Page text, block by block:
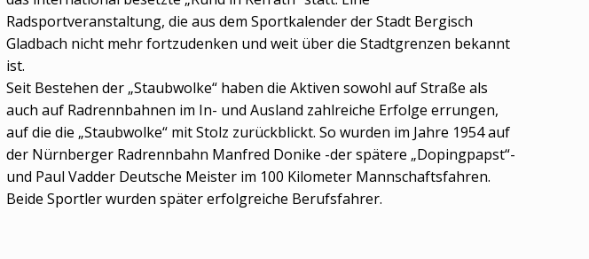
Radsportveranstaltung, die aus dem Sportkalender der Stadt Bergisch
Gladbach nicht mehr fortzudenken und weit über die Stadtgrenzen bekannt
ist.
Seit Bestehen der „Staubwolke“ haben die Aktiven sowohl auf Straße als
auch auf Radrennbahnen im In- und Ausland zahlreiche Erfolge errungen,
auf die die „Staubwolke“ mit Stolz zurückblickt. So wurden im Jahre 1954 auf
der Nürnberger Radrennbahn Manfred Donike -der spätere „Dopingpapst“-
und Paul Vadder Deutsche Meister im 100 Kilometer Mannschaftsfahren.
Beide Sportler wurden später erfolgreiche Berufsfahrer.